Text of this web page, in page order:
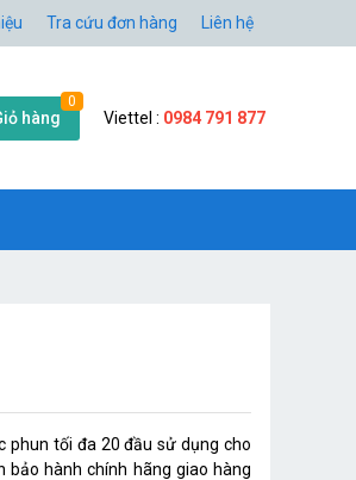
Tra cứu đơn hàng Liên hệ
hàng
0
Viettel : 0984 791 877
phun tối đa 20 đầu sử dụng cho
hành chính hãng giao hàng